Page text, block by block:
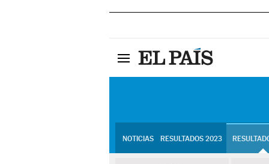
NOTICIAS RESULTADOS 2023